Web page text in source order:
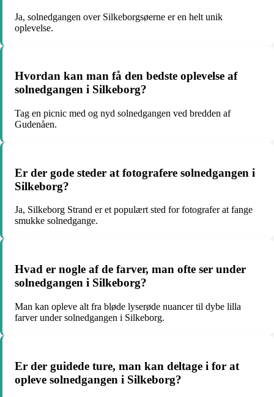
Ja, solnedgangen over Silkeborgsøerne er en helt unik
oplevelse.
Hvordan kan man få den bedste oplevelse af
solnedgangen i Silkeborg?
Tag en picnic med og nyd solnedgangen ved bredden af
Gudenåen.
Er der gode steder at fotografere solnedgangen i
Silkeborg?
Ja, Silkeborg Strand er et populært sted for fotografer at fange
smukke solnedgange.
Hvad er nogle af de farver, man ofte ser under
solnedgangen i Silkeborg?
Man kan opleve alt fra bløde lyserøde nuancer til dybe lilla
farver under solnedgangen i Silkeborg.
Er der guidede ture, man kan deltage i for at
opleve solnedgangen i Silkeborg?